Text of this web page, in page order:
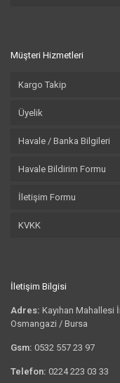
Müşteri Hizmetleri
Kargo Takip
Üyelik
Havale / Banka Bilgileri
Havale Bildirim Formu
İletişim Formu
KVKK
İletişim Bilgisi
Adres: Kayıhan Mahallesi
Osmangazi / Bursa
Gsm: 0532 557 23 97
Telefon: 0224 223 03 33